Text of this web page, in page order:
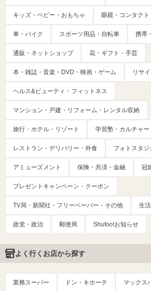
キッズ・ベビー・おもちゃ 眼鏡・コンタク
車・バイク スポーツ用品・自転車 携帯
通販・ネットショップ 花・ギフト・手芸
本・雑誌・音楽・DVD・映画・ゲーム リサ
ヘルス&ビューティ・フィットネス
マンション・戸建・リフォーム・レンタル収納
旅行・ホテル・リゾート 学習塾・カルチャ
レストラン・デリバリー・外食 フォトスタ
アミューズメント 保険・共済・金融 冠
プレゼントキャンペーン・クーポン
TV局・新聞社・フリーペーパー・その他 生
政党・政治 郵便局 Shufoo!お知らせ
よく行くお店から探す
業務スーパー ドン・キホーテ マックス